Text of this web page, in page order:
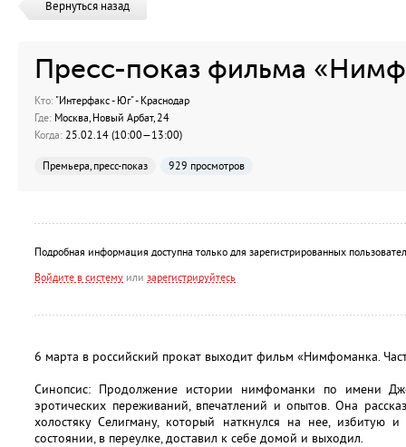
Вернуться назад
Пресс-показ фильма
Кто: "Интерфакс - Юг" - Краснодар
Где: Москва, Новый Арбат, 24
Когда: 25.02.14 (10:00—13:00)
Премьера, пресс-показ 929 просмотров
Подробная информация доступна только для зарегистрированных
Войдите в систему или зарегистрируйтесь
6 марта в российский прокат выходит фильм «Нимфоманка.
Синопсис: Продолжение истории нимфоманки по имени
эротических переживаний, впечатлений и опытов. Она
холостяку Селигману, который наткнулся на нее, избитую
состоянии, в переулке, доставил к себе домой и выходил.